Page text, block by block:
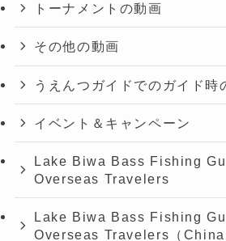
トーナメントの動画
その他の動画
うえんつガイドでのガイド時
イベント＆キャンペーン
Lake Biwa Bass Fishing
Overseas Travelers
Lake Biwa Bass Fishing
Overseas Travelers（China